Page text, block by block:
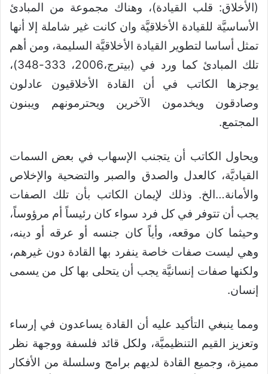
(الأخلاق: قلب القيادة)، وهناك مجموعة من المبادئ
الأساسيَّة للقيادة الأخلاقيَّة وان كانت غير شاملة إلا أنها
تمثل أساسا لتطوير القيادة الأخلاقيَّة السليمة، ومن أهم
تلك المبادئ كما ورد في (بيترج،2006، 333-348)،
يوجزها الكاتب في أن القادة الأخلاقيون عادلون
وصادقون ويخدمون الآخرين ويحترمونهم ويبنون
المجتمع.
ويحاول الكاتب أن يتجنب الإسهاب في بعض السمات
القياديَّة، كالعدل والصدق والصبر والتضحية والإخلاص
والأمانة…الخ. وذلك لإيمان الكاتب بأن تلك الصفات
يجب أن تتوفر في كل فرد سواء كان رئيساً أم مرؤوساً،
وحيثما كان موقعه، وأياً كان جنسه أو عرقه أو دينه،
وهي ليست صفات خاصة ينفرد بها القادة دون غيرهم،
ولكنها صفات إنسانيَّة يجب أن يتحلى بها كل من يسمى
إنسان.
ومما ينبغي التأكيد عليه أن القادة يساعدون في إرساء
وتعزيز القيم التنظيميَّة، ولكل قائد فلسفة ووجهة نظر
مميزة، وجميع القادة لديهم برامج وسلسلة من الأفكار